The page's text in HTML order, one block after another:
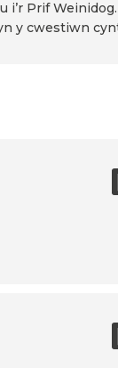
Prif
y cwestiwn